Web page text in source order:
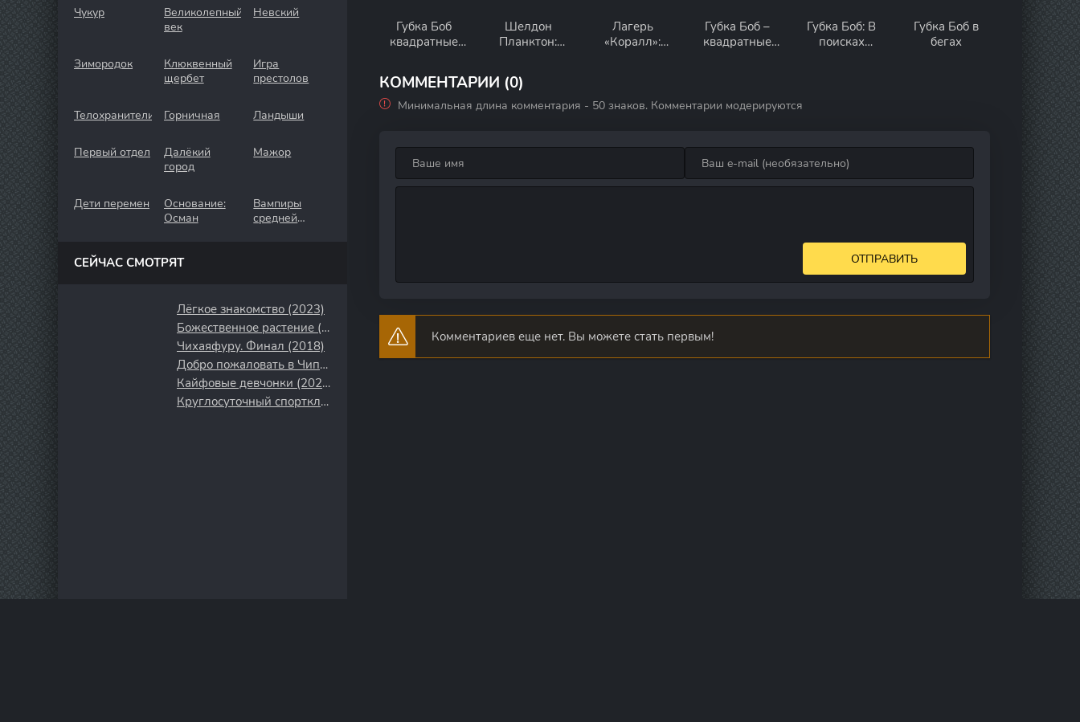
Губка Боб
квадратные
Шелдон
Планктон:
Лагерь
«Коралл»:
Губка Боб –
квадратные
Губка Боб: В
поисках
Губка Боб в
бегах
КОММЕНТАРИИ (0)
Минимальная длина комментария - 50 знаков. Комментарии модерируются
ОТПРАВИТЬ
Комментариев еще нет. Вы можете стать первым!
Чукур
Великолепный
век
Невский
Зимородок
Клюквенный
щербет
Игра
престолов
Телохранители Горничная Ландыши
Первый отдел
Далёкий
город
Мажор
Дети перемен
Основание:
Осман
Вампиры
средней
СЕЙЧАС СМОТРЯТ
Лёгкое знакомство (2023)
Божественное растение (2018)
Чихаяфуру. Финал (2018)
Добро пожаловать в Чиппендейлс (2022)
Кайфовые девчонки (2023)
Круглосуточный спортклуб (2025)